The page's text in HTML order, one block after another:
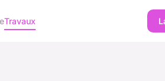
Travaux